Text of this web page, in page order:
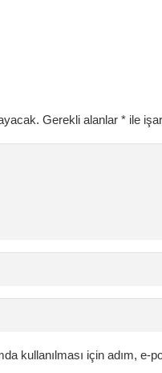
Gerekli alanlar * ile
kullanılması için adım,